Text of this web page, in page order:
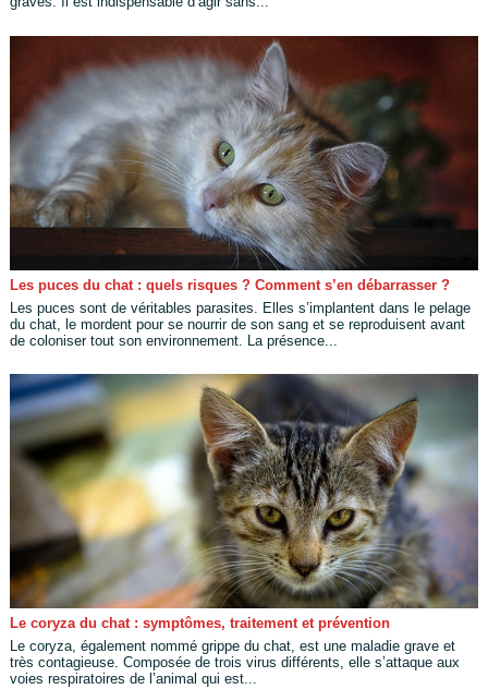
Les puces du chat : quels risques ? Comment s’en débarrasser ?
Les puces sont de véritables parasites. Elles s’implantent dans le pelage
du chat, le mordent pour se nourrir de son sang et se reproduisent avant
de coloniser tout son environnement. La présence...
Le coryza du chat : symptômes, traitement et prévention
Le coryza, également nommé grippe du chat, est une maladie grave et
très contagieuse. Composée de trois virus différents, elle s’attaque aux
voies respiratoires de l’animal qui est...